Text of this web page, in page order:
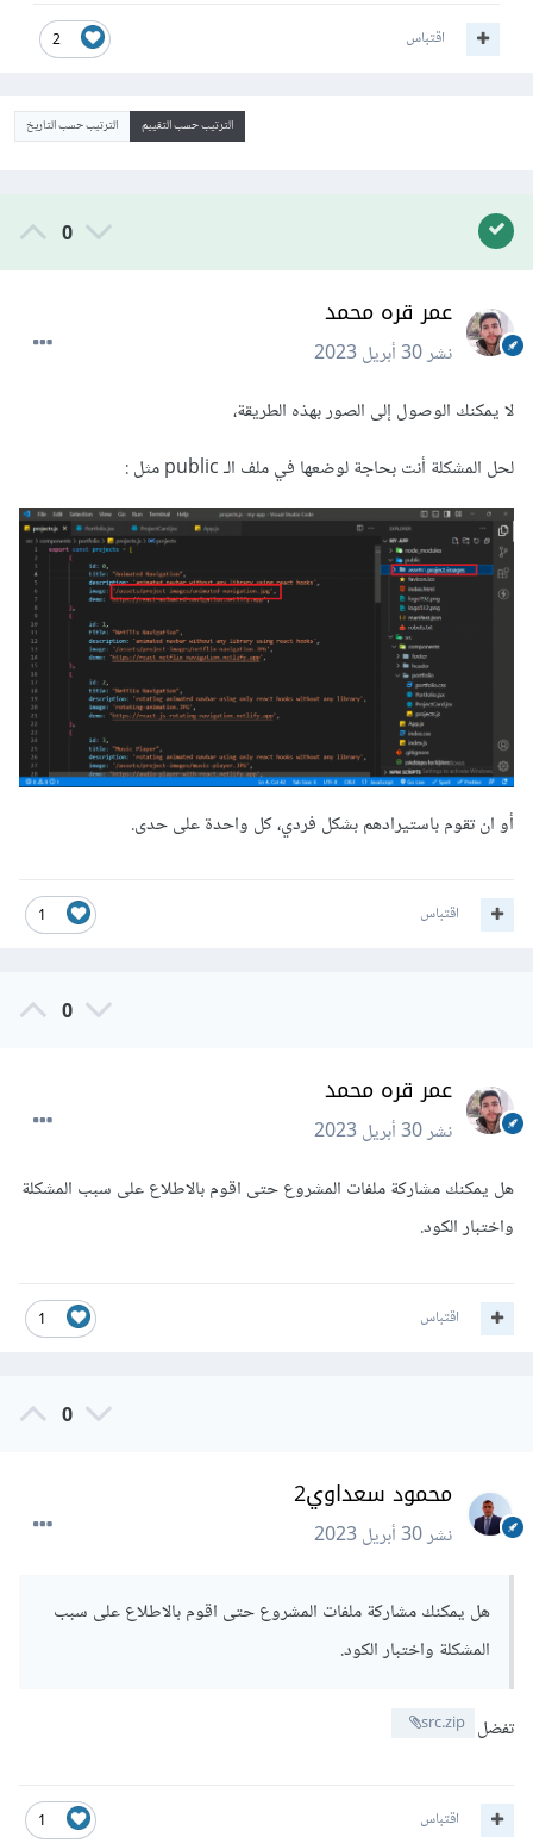
2 اقتباس
الترتيب حسب التقييم الترتيب حسب التاريخ
0
عمر قره محمد
نشر30 أبريل 2023
لا يمكنك الوصول إلى الصور بهذه الطريقة،
لحل المشكلة أنت بحاجة لوضعها في ملف الـ public مثل
أو ان تقوم باستيرادهم بشكل فردي، كل واحدة على حدى.
1 اقتباس
0
عمر قره محمد
نشر30 أبريل 2023
هل يمكنك مشاركة ملفات المشروع حتى اقوم بالاطلاع على سبب المشكلة
واختبار الكود.
1 اقتباس
0
محمود سعداوي2
نشر30 أبريل 2023
هل يمكنك مشاركة ملفات المشروع حتى اقوم بالاطلاع على سبب
المشكلة واختبار الكود.
تفضل src.zip
1 اقتباس